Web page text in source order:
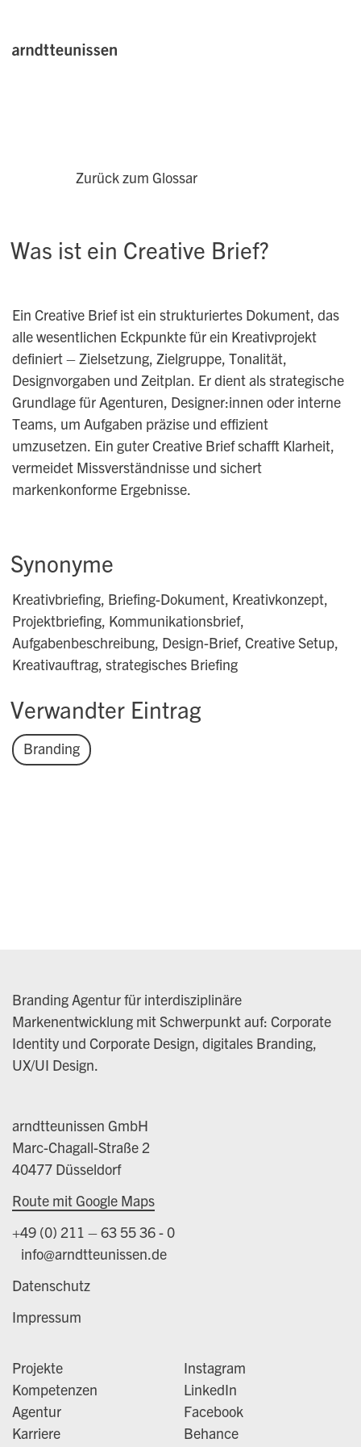
Zurück zum Glossar
Was ist ein Creative Brief?
Ein Creative Brief ist ein strukturiertes Dokument, das
alle wesentlichen Eckpunkte für ein Kreativprojekt
definiert – Zielsetzung, Zielgruppe, Tonalität,
Designvorgaben und Zeitplan. Er dient als strategische
Grundlage für Agenturen, Designer:innen oder interne
Teams, um Aufgaben präzise und effizient
umzusetzen. Ein guter Creative Brief schafft Klarheit,
vermeidet Missverständnisse und sichert
markenkonforme Ergebnisse.
Synonyme
Kreativbriefing, Briefing-Dokument, Kreativkonzept,
Projektbriefing, Kommunikationsbrief,
Aufgabenbeschreibung, Design-Brief, Creative Setup,
Kreativauftrag, strategisches Briefing
Verwandter Eintrag
Branding
Branding Agentur für interdisziplinäre
Markenentwicklung mit Schwerpunkt auf: Corporate
Identity und Corporate Design, digitales Branding,
UX/UI Design.
arndtteunissen GmbH
Marc-Chagall-Straße 2
40477 Düsseldorf
Route mit Google Maps
+49 (0) 211 – 63 55 36 - 0
info@arndtteunissen.de
Datenschutz
Impressum
Projekte
Kompetenzen
Agentur
Karriere
Instagram
LinkedIn
Facebook
Behance